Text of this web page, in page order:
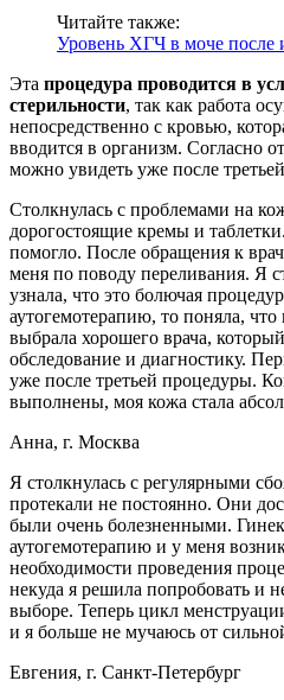
Читайте также:
Уровень ХГЧ в моче после
Эта процедура проводится в
стерильности, так как работа
непосредственно с кровью,
вводится в организм. Согласно
можно увидеть уже после
Столкнулась с проблемами на
дорогостоящие кремы и
помогло. После обращения к
меня по поводу переливания. Я
узнала, что это болючая
аутогемотерапию, то поняла,
выбрала хорошего врача,
обследование и диагностику.
уже после третьей процедуры.
выполнены, моя кожа стала
Анна, г. Москва
Я столкнулась с регулярными
протекали не постоянно. Они
были очень болезненными.
аутогемотерапию и у меня
необходимости проведения
некуда я решила попробовать и
выборе. Теперь цикл
и я больше не мучаюсь от
Евгения, г. Санкт-Петербург